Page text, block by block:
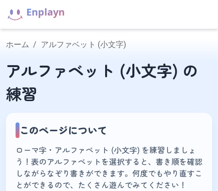
Enplayn
ホーム / アルファベット (小文字)
アルファベット (小文字) の
練習
このページについて
ローマ字・アルファベット (小文字) を練習しましょ
う！表のアルファベットを選択すると、書き順を確認
しながらなぞり書きができます。何度でもやり直すこ
とができるので、たくさん遊んでみてください！